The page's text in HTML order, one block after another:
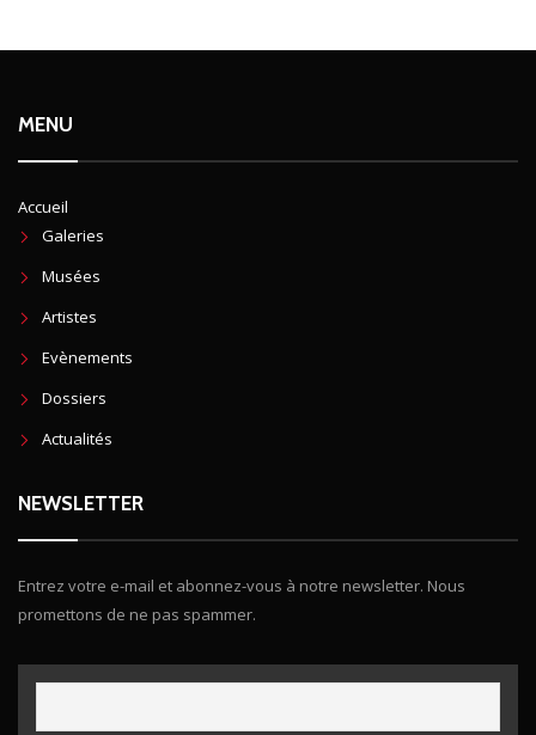
MENU
Accueil
Galeries
Musées
Artistes
Evènements
Dossiers
Actualités
NEWSLETTER
Entrez votre e-mail et abonnez-vous à notre newsletter. Nous
promettons de ne pas spammer.